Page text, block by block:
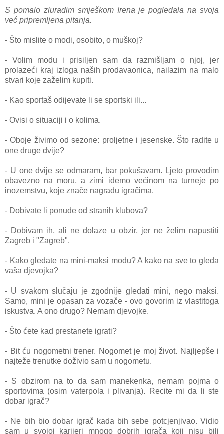
S pomalo zluradim smješkom Irena je pogledala na svoja
već pripremljena pitanja.
- Što mislite o modi, osobito, o muškoj?
- Volim modu i prisiljen sam da razmišljam o njoj, jer
prolazeći kraj izloga naših prodavaonica, nailazim na malo
stvari koje zaželim kupiti.
- Kao sportaš odijevate li se sportski ili...
- Ovisi o situaciji i o kolima.
- Oboje živimo od sezone: proljetne i jesenske. Što radite u
one druge dvije?
- U one dvije se odmaram, bar pokušavam. Ljeto provodim
obavezno na moru, a zimi idemo većinom na turneje po
inozemstvu, koje znače nagradu igračima.
- Dobivate li ponude od stranih klubova?
- Dobivam ih, ali ne dolaze u obzir, jer ne želim napustiti
Zagreb i "Zagreb".
- Kako gledate na mini-maksi modu? A kako na sve to gleda
vaša djevojka?
- U svakom slučaju je zgodnije gledati mini, nego maksi.
Samo, mini je opasan za vozače - ovo govorim iz vlastitoga
iskustva. A ono drugo? Nemam djevojke.
- Što ćete kad prestanete igrati?
- Bit ću nogometni trener. Nogomet je moj život. Najljepše i
najteže trenutke doživio sam u nogometu.
- S obzirom na to da sam manekenka, nemam pojma o
sportovima (osim vaterpola i plivanja). Recite mi da li ste
dobar igrač?
- Ne bih bio dobar igrač kada bih sebe potcjenjivao. Vidio
sam u svojoj karijeri mnogo dobrih igrača koji nisu bili